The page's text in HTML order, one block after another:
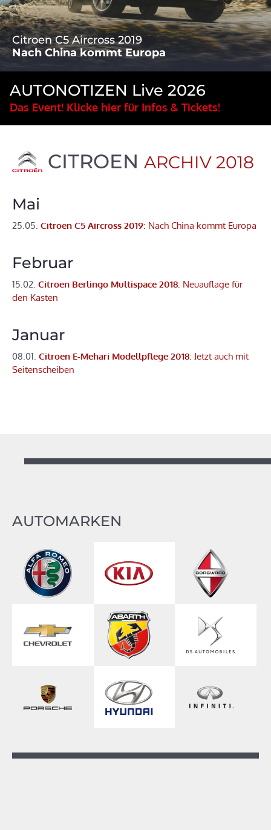
Citroen C5 Aircross 2019
Nach China kommt Europa
AUTONOTIZEN Live 2026
Das Event! Klicke hier für Infos & Tickets!
CITROEN ARCHIV 2018
Mai
25.05. Citroen C5 Aircross 2019: Nach China kommt Europa
Februar
15.02. Citroen Berlingo Multispace 2018: Neuauflage für
den Kasten
Januar
08.01. Citroen E-Mehari Modellpflege 2018: Jetzt auch mit
Seitenscheiben
AUTOMARKEN